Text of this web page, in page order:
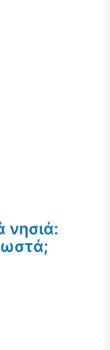
νησιά: